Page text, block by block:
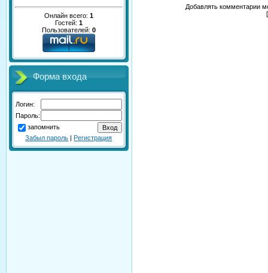
Онлайн всего: 1
Гостей: 1
Пользователей: 0
Форма входа
Логин:
Пароль:
запомнить
Забыл пароль |Регистрация
Добавлять комментарии